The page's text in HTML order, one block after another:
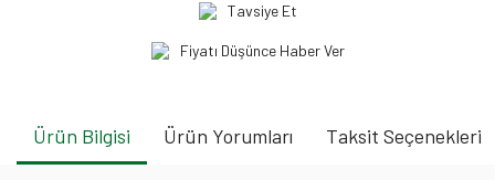
Tavsiye Et
Fiyatı Düşünce Haber Ver
Ürün Bilgisi Ürün Yorumları Taksit Seçenekleri